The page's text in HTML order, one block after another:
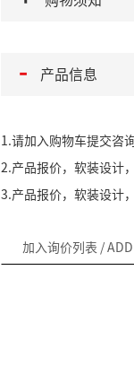
产品信息
1.请加入购物车提交咨
2.产品报价，软装设计
3.产品报价，软装设计
加入询价列表 / ADD